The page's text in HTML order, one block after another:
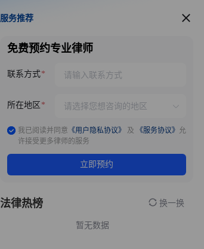
服务推荐
服务推荐
免费预约专业律师
联系方式
所在地区
我已阅读并同意 《用户隐私协议》 及 《服务协议》 允
许接受更多律师的服务
立即预约
法律热榜 换一换
暂无数据